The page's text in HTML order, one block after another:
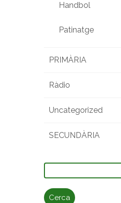
Handbol
Patinatge
PRIMÀRIA
Ràdio
Uncategorized
SECUNDÀRIA